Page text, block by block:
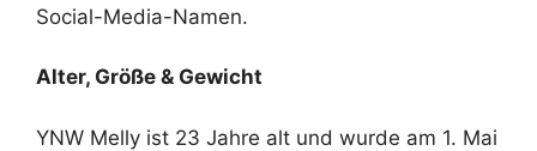
Social-Media-Namen.
Alter, Größe & Gewicht
YNW Melly ist 23 Jahre alt und wurde am 1. Mai